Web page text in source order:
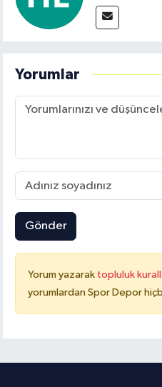
Yorumlar
Gönder
Yorum yazarak topluluk
yorumlardan Spor Depor